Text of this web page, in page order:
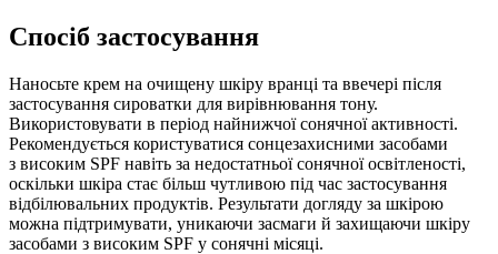
Спосіб застосування
Наносьте крем на очищену шкіру вранці та ввечері після
застосування сироватки для вирівнювання тону.
Використовувати в період найнижчої сонячної активності.
Рекомендується користуватися сонцезахисними засобами
з високим SPF навіть за недостатньої сонячної освітленості,
оскільки шкіра стає більш чутливою під час застосування
відбілювальних продуктів. Результати догляду за шкірою
можна підтримувати, уникаючи засмаги й захищаючи шкіру
засобами з високим SPF у сонячні місяці.